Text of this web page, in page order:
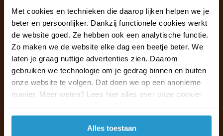
Met cookies en technieken die daarop lijken helpen we je
beter en persoonlijker. Dankzij functionele cookies werkt
de website goed. Ze hebben ook een analytische functie.
Zo maken we de website elke dag een beetje beter. We
laten je graag nuttige advertenties zien. Daarom
gebruiken we technologie om je gedrag binnen en buiten
onze website te volgen. Dat doen we op een anonieme
manier. Meer weten? Lees hier alles over onze cookie-
accepteren.
Alles toestaan
Klantenservice & FAQ
Wij staan voor u klaar.
Ma t/m vr van 09:30 - 16:00 telefonisch
+31 (0)13 785 62 41
Naar de klantenservice & FAQ